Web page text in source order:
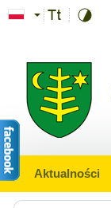
Przejdź do treści
Aktualności